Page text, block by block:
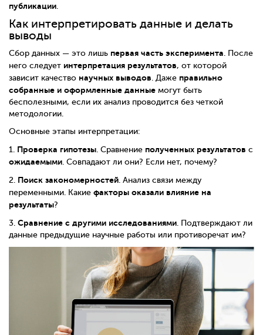
публикации
Как интерпретировать данные и делать
выводы
Сбор данных — это лишь первая часть эксперимента. После
него следует интерпретация результатов, от которой
зависит качество научных выводов. Даже правильно
собранные и оформленные данные могут быть
бесполезными, если их анализ проводится без четкой
методологии.
Основные этапы интерпретации:
1. Проверка гипотезы. Сравнение полученных результатов с
ожидаемыми. Совпадают ли они? Если нет, почему?
2. Поиск закономерностей. Анализ связи между
переменными. Какие факторы оказали влияние на
результаты?
3. Сравнение с другими исследованиями. Подтверждают ли
данные предыдущие научные работы или противоречат им?